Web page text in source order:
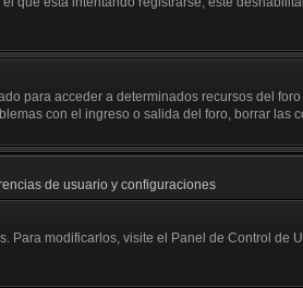
para acceder a determinados recursos del
con el ingreso o salida del foro, borrar las
de usuario y configuraciones
modificarlos, visite el Panel de Control